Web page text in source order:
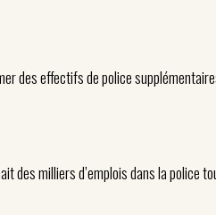
des effectifs de police
des milliers d’emplois dans la police